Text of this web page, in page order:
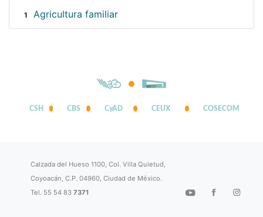
1 Agricultura familiar
CSH CBS CyAD CEUX COSECOM
Calzada del Hueso 1100, Col. Villa Quietud,
Coyoacán, C.P. 04960, Ciudad de México.
Tel. 55 54 837371